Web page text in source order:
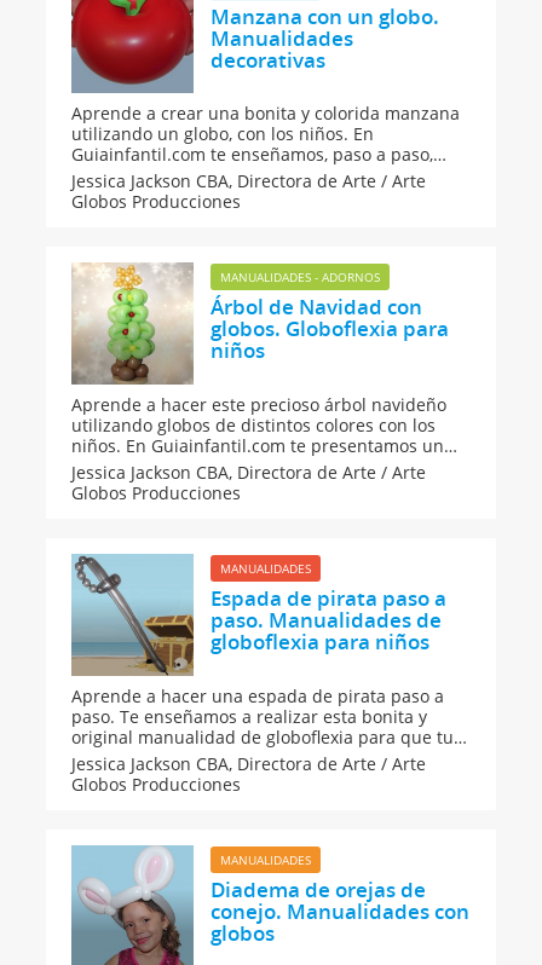
Manzana con un globo.
Manualidades
decorativas
Aprende a crear una bonita y colorida manzana
utilizando un globo, con los niños. En
Guiainfantil.com te enseñamos, paso a paso,
cómo se realiza la técnica de la manzana, que no
sólo sirve para crear esta fruta con globos, sino
Jessica Jackson CBA, Directora de Arte / Arte
Globos Producciones
MANUALIDADES - ADORNOS
Árbol de Navidad con
globos. Globoflexia para
niños
Aprende a hacer este precioso árbol navideño
utilizando globos de distintos colores con los
niños. En Guiainfantil.com te presentamos un
pequeño pero muy colorido centro de mesa. Los
globos pueden convertirse en todo lo que
Jessica Jackson CBA, Directora de Arte / Arte
Globos Producciones
MANUALIDADES
Espada de pirata paso a
paso. Manualidades de
globoflexia para niños
Aprende a hacer una espada de pirata paso a
paso. Te enseñamos a realizar esta bonita y
original manualidad de globoflexia para que tu
hijo pueda completar su disfraz de bucanero.
Una manualidad con globos muy divertida para
los niños.
Jessica Jackson CBA, Directora de Arte / Arte
Globos Producciones
MANUALIDADES
Diadema de orejas de
conejo. Manualidades con
globos